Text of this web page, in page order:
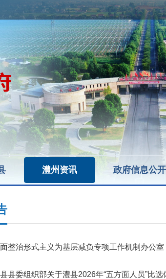
澧州资讯 政府信息公开
整治形式主义为基层减负专项工作机制办公
县委组织部关于澧县2026年“五方面人员”比